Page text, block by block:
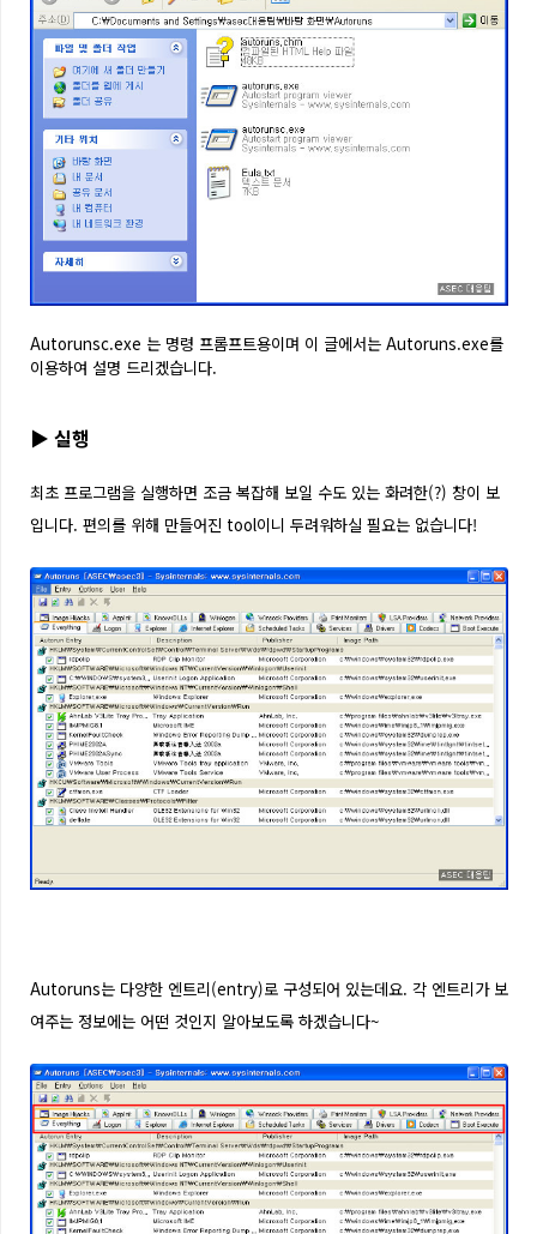
Autorunsc.exe 는 명령 프롬프트용이며 이 글에서는 Autoruns.exe를
이용하여 설명 드리겠습니다.
▶ 실행
최초 프로그램을 실행하면 조금 복잡해 보일 수도 있는 화려한(?) 창이 보
입니다. 편의를 위해 만들어진 tool이니 두려워하실 필요는 없습니다!
Autoruns는 다양한 엔트리(entry)로 구성되어 있는데요. 각 엔트리가 보
여주는 정보에는 어떤 것인지 알아보도록 하겠습니다~